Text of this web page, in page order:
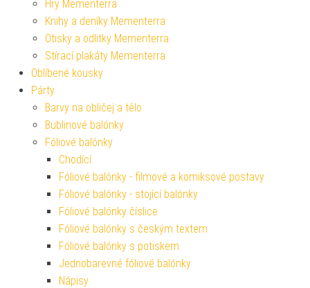
Hry Mementerra
Knihy a deníky Mementerra
Otisky a odlitky Mementerra
Stírací plakáty Mementerra
Oblíbené kousky
Párty
Barvy na obličej a tělo
Bublinové balónky
Fóliové balónky
Chodící
Fóliové balónky - filmové a komiksové postavy
Fóliové balónky - stojící balónky
Fóliové balónky číslice
Fóliové balónky s českým textem
Fóliové balónky s potiskem
Jednobarevné fóliové balónky
Nápisy